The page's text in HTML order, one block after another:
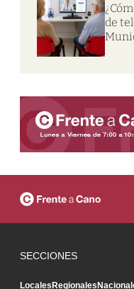
de
SECCIONES
LocalesRegionales